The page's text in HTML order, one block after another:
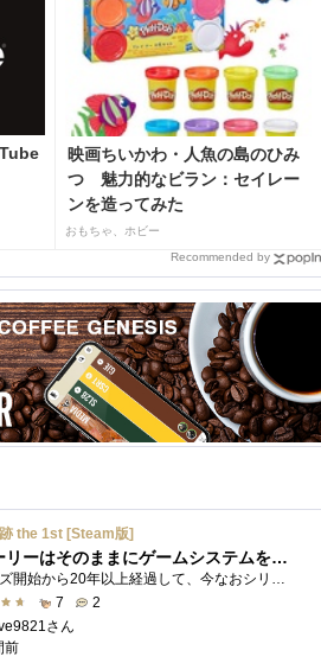
映画ちいかわ・人魚の島のひみ
つ 魅力的なビラン：セイレー
ンを造ってみた
おもちゃ、ホビー
Recommended by
the 1st [Steam版]
ストーリーはそのままにゲームシステムを現代化
シリーズ開始から20年以上経過して、今なおシリーズの完結が見えてこない日本ファルコムのストーリーRPG、「英雄伝説軌跡シリーズ」。シリーズ...
7
2
さん
前